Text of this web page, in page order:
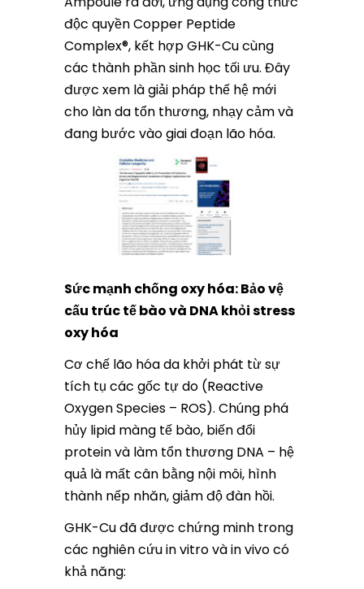
độc quyền Copper Peptide
Complex®, kết hợp GHK-Cu cùng
các thành phần sinh học tối ưu. Đây
được xem là giải pháp thế hệ mới
cho làn da tổn thương, nhạy cảm và
đang bước vào giai đoạn lão hóa.
Sức mạnh chống oxy hóa: Bảo vệ
cấu trúc tế bào và DNA khỏi stress
oxy hóa
Cơ chế lão hóa da khởi phát từ sự
tích tụ các gốc tự do (Reactive
Oxygen Species – ROS). Chúng phá
hủy lipid màng tế bào, biến đổi
protein và làm tổn thương DNA – hệ
quả là mất cân bằng nội môi, hình
thành nếp nhăn, giảm độ đàn hồi.
GHK-Cu đã được chứng minh trong
các nghiên cứu in vitro và in vivo có
khả năng: